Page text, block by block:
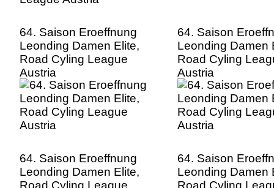
64. Saison Eroeffnung
Leonding Damen Elite,
Road Cyling League
Austria
64. Saison
Leonding Damen
Road Cyling
Austria
64. Saison Eroeffnung
Leonding Damen Elite,
64. Saison
Leonding Damen